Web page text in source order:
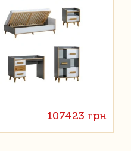
107423 грн